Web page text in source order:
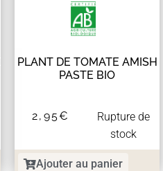
PLANT DE TOMATE AMISH
PASTE BIO
2,95€
Rupture de
stock
Ajouter au panier